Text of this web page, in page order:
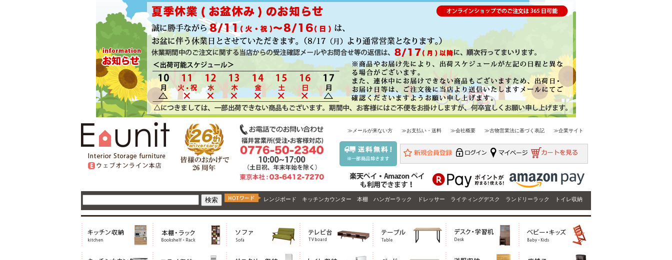
≫メールが来ない方 ≫お支払い・送料 ≫会社概要 ≫古物営業法に基づく表記 ≫企業サイト
レンジボード キッチンカウンター 本棚 ハンガーラック ドレッサー ライティングデスク ランドリーラック トイレ収納